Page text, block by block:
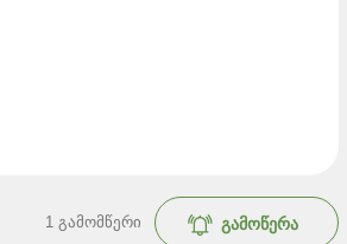
გამოწერა
1 გამომწერი